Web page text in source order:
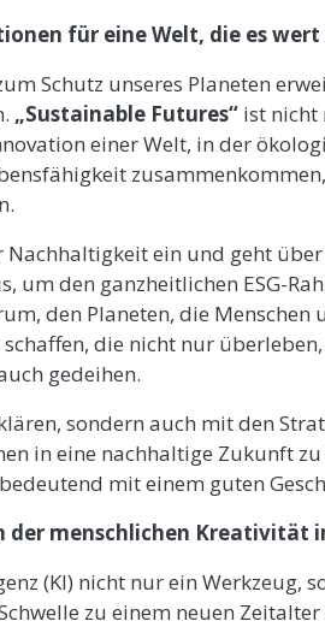
für eine Welt, die es
Schutz unseres Planeten
„Sustainable Futures“ ist nicht
einer Welt, in der
Nachhaltigkeit ein und geht
den ganzheitlichen ESG-
den Planeten, die
die nicht nur
gedeihen.
sondern auch mit den
in eine nachhaltige Zukunft
mit einem guten
der menschlichen Kreativität
(KI) nicht nur ein Werkzeug,
zu einem neuen